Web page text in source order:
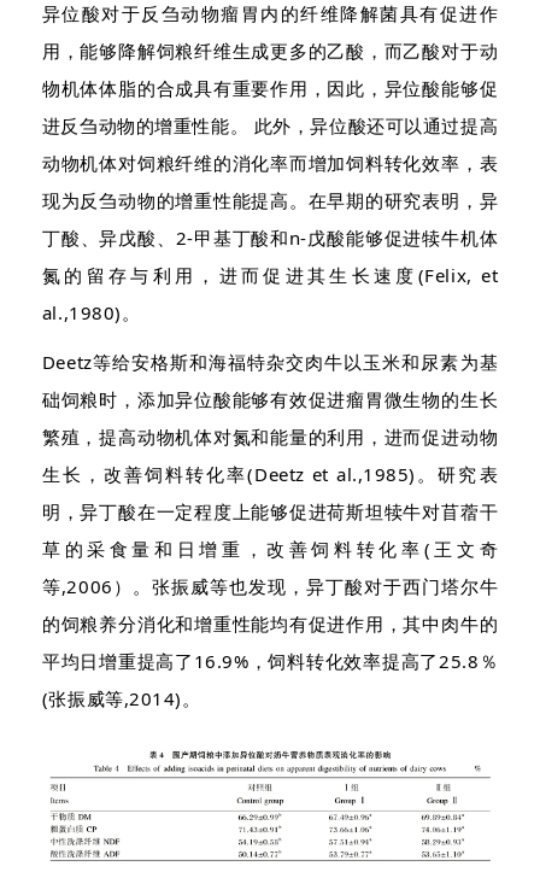
异位酸对于反刍动物瘤胃内的纤维降解菌具有促进作
用，能够降解饲粮纤维生成更多的乙酸，而乙酸对于动
物机体体脂的合成具有重要作用，因此，异位酸能够促
进反刍动物的增重性能。 此外，异位酸还可以通过提高
动物机体对饲粮纤维的消化率而增加饲料转化效率，表
现为反刍动物的增重性能提高。在早期的研究表明，异
丁酸、异戊酸、2-甲基丁酸和n-戊酸能够促进犊牛机体
氮的留存与利用，进而促进其生长速度(Felix, et
al.,1980)。
Deetz等给安格斯和海福特杂交肉牛以玉米和尿素为基
础饲粮时，添加异位酸能够有效促进瘤胃微生物的生长
繁殖，提高动物机体对氮和能量的利用，进而促进动物
生长，改善饲料转化率(Deetz et al.,1985)。研究表
明，异丁酸在一定程度上能够促进荷斯坦犊牛对苜蓿干
草的采食量和日增重，改善饲料转化率(王文奇
等,2006）。张振威等也发现，异丁酸对于西门塔尔牛
的饲粮养分消化和增重性能均有促进作用，其中肉牛的
平均日增重提高了16.9%，饲料转化效率提高了25.8％
(张振威等,2014)。